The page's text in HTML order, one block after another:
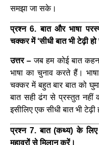
समझा जा सके।
प्रश्न 6. बात और भाषा
चक्कर में ‘सीधी बात भी टेढ़ी
उत्तर –जब हम कोई बात
भाषा का चुनाव करते हैं।
चक्कर में बहुत बार बात को
बात सही ढंग से प्रस्तुत नहीं
इसीलिए एक सीधी बात भी टेढ़ी
प्रश्न 7. बात (कथ्य) के लिए
मुहावरों से मिलान करें।